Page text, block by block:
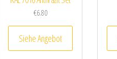
€6.80
Siehe Angebot